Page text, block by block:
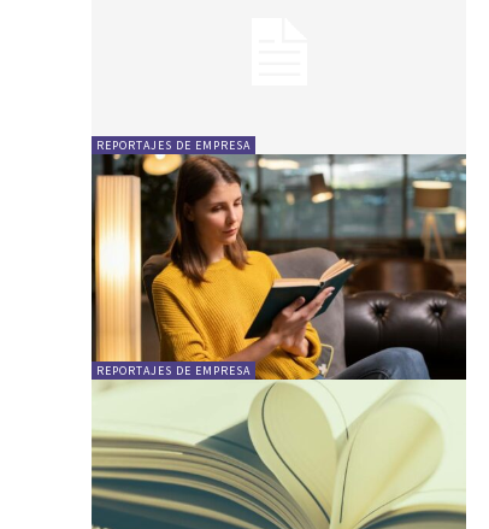
REPORTAJES DE EMPRESA
REPORTAJES DE EMPRESA